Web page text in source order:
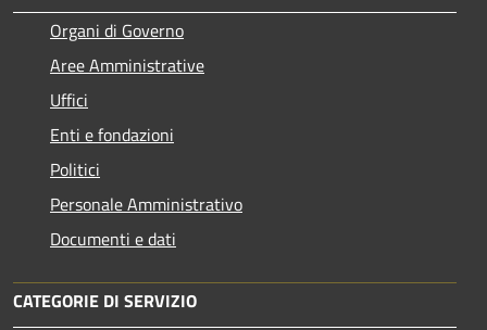
Organi di Governo
Aree Amministrative
Uffici
Enti e fondazioni
Politici
Personale Amministrativo
Documenti e dati
CATEGORIE DI SERVIZIO